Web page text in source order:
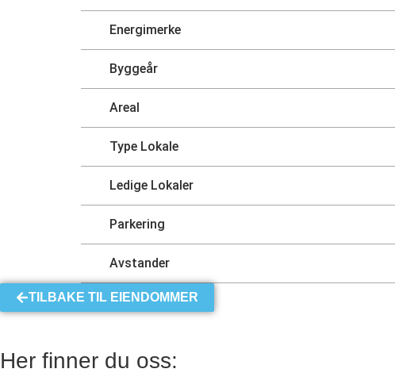
Energimerke
Byggeår
Areal
Type Lokale
Ledige Lokaler
Parkering
Avstander
TILBAKE TIL EIENDOMMER
Her finner du oss: